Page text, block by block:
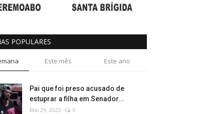
POPULARES
Este mês Este ano
Pai que foi preso acusado de
estuprar a filha em Senador...
Mai 29, 2023 0